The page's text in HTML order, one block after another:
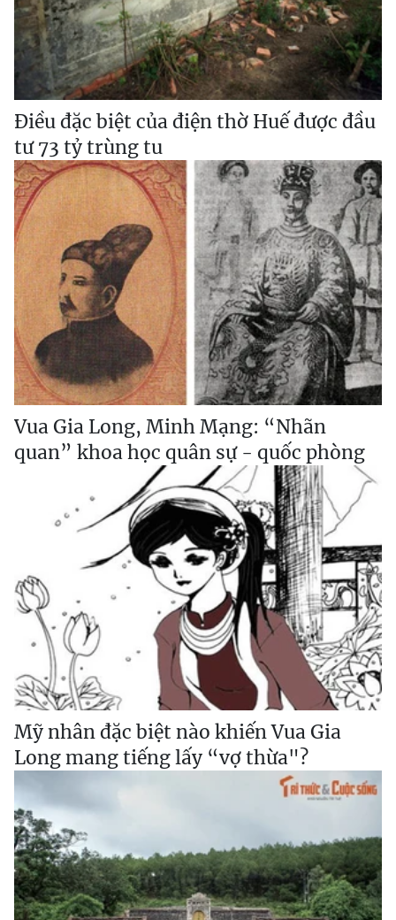
Điều đặc biệt của điện thờ Huế được đầu
tư 73 tỷ trùng tu
Vua Gia Long, Minh Mạng: “Nhãn
quan” khoa học quân sự - quốc phòng
Mỹ nhân đặc biệt nào khiến Vua Gia
Long mang tiếng lấy “vợ thừa"?